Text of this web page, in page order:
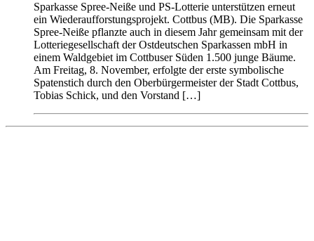
Sparkasse Spree-Neiße und PS-Lotterie unterstützen erneut
ein Wiederaufforstungsprojekt. Cottbus (MB). Die Sparkasse
Spree-Neiße pflanzte auch in diesem Jahr gemeinsam mit der
Lotteriegesellschaft der Ostdeutschen Sparkassen mbH in
einem Waldgebiet im Cottbuser Süden 1.500 junge Bäume.
Am Freitag, 8. November, erfolgte der erste symbolische
Spatenstich durch den Oberbürgermeister der Stadt Cottbus,
Tobias Schick, und den Vorstand […]